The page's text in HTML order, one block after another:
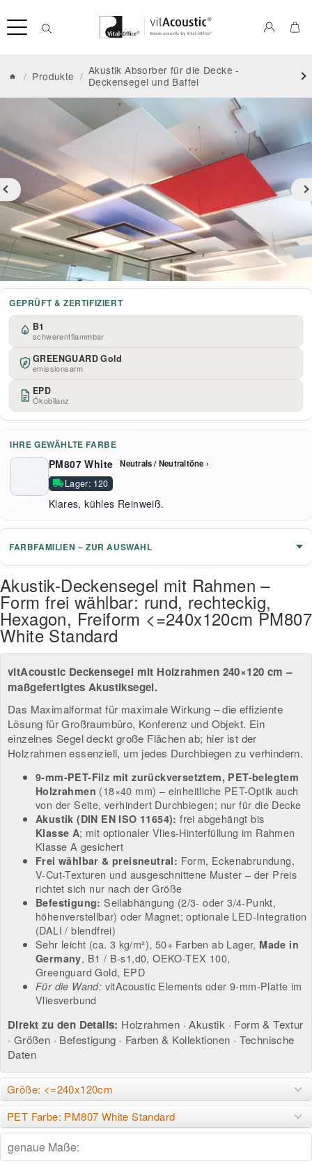
/ Produkte / Akustik Absorber für die Decke -
Deckensegel und Baffel
GEPRÜFT & ZERTIFIZIERT
B1
schwerentflammbar
GREENGUARD Gold
emissionsarm
EPD
Ökobilanz
IHRE GEWÄHLTE FARBE
PM807 White Neutrals / Neutraltöne ›
Lager: 120
Klares, kühles Reinweiß.
FARBFAMILIEN – ZUR AUSWAHL
Akustik-Deckensegel mit Rahmen –
Form frei wählbar: rund, rechteckig,
Hexagon, Freiform <=240x120cm PM807
White Standard
vitAcoustic Deckensegel mit Holzrahmen 240×120 cm –
maßgefertigtes Akustiksegel.
Das Maximalformat für maximale Wirkung – die effiziente
Lösung für Großraumbüro, Konferenz und Objekt. Ein
einzelnes Segel deckt große Flächen ab; hier ist der
Holzrahmen essenziell, um jedes Durchbiegen zu verhindern.
9-mm-PET-Filz mit zurückversetztem, PET-belegtem
Holzrahmen (18×40 mm) – einheitliche PET-Optik auch
von der Seite, verhindert Durchbiegen; nur für die Decke
Akustik (DIN EN ISO 11654): frei abgehängt bis
Klasse A; mit optionaler Vlies-Hinterfüllung im Rahmen
Klasse A gesichert
Frei wählbar & preisneutral: Form, Eckenabrundung,
V-Cut-Texturen und ausgeschnittene Muster – der Preis
richtet sich nur nach der Größe
Befestigung: Seilabhängung (2/3- oder 3/4-Punkt,
höhenverstellbar) oder Magnet; optionale LED-Integration
(DALI / blendfrei)
Sehr leicht (ca. 3 kg/m²), 50+ Farben ab Lager, Made in
Germany, B1 / B-s1,d0, OEKO-TEX 100,
Greenguard Gold, EPD
Für die Wand: vitAcoustic Elements oder9-mm-Platte im
Vliesverbund
Direkt zu den Details: Holzrahmen ·Akustik · Form & Textur
· Größen · Befestigung · Farben & Kollektionen · Technische
Daten
Größe: <=240x120cm
PET Farbe: PM807 White Standard